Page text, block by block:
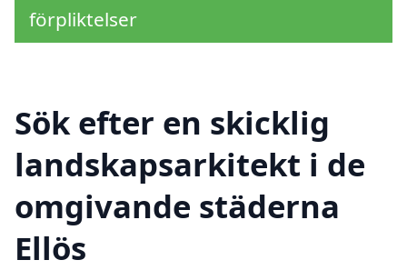
förpliktelser
Sök efter en skicklig
landskapsarkitekt i de
omgivande städerna
Ellös